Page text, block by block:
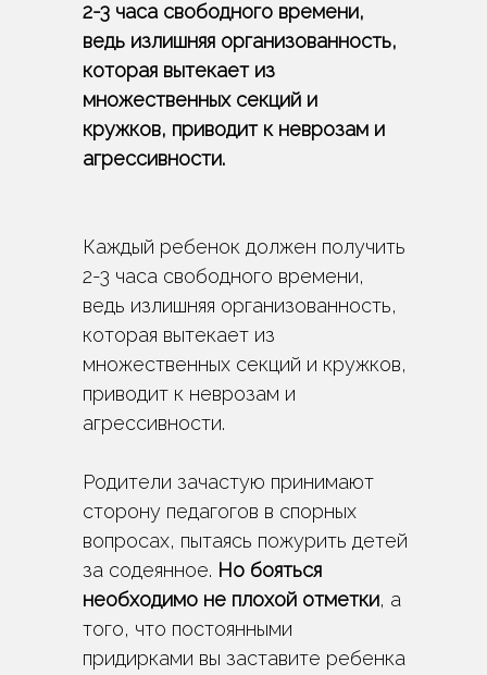
2-3 часа свободного времени,
ведь излишняя организованность,
которая вытекает из
множественных секций и
кружков, приводит к неврозам и
агрессивности.
Каждый ребенок должен получить
2-3 часа свободного времени,
ведь излишняя организованность,
которая вытекает из
множественных секций и кружков,
приводит к неврозам и
агрессивности.
Родители зачастую принимают
сторону педагогов в спорных
вопросах, пытаясь пожурить детей
за содеянное. Но бояться
необходимо не плохой отметки, а
того, что постоянными
придирками вы заставите ребенка